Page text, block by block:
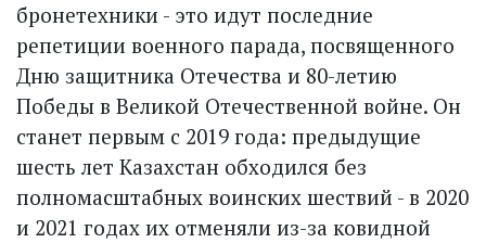
бронетехники - это идут последние
репетиции военного парада, посвященного
Дню защитника Отечества и 80-летию
Победы в Великой Отечественной войне. Он
станет первым с 2019 года: предыдущие
шесть лет Казахстан обходился без
полномасштабных воинских шествий - в 2020
и 2021 годах их отменяли из-за ковидной